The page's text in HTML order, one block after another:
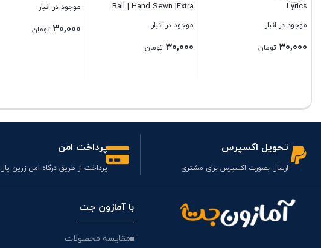
Lyrics
موجود در انبار
۳۰,۰۰۰ تومان
Ball | Hand Sewn |Extra
Cm White/Yellow
موجود در انبار
۳۰,۰۰۰ تومان
موجود در انبار
۳۰,۰۰۰ تومان
تحویل اکسپرس
ارسال بصورت اکسپرس برای مشتری
پرداخت امن
پرداخت از طریق درگاه امن زرین پال
با آمازون جت
مقایسه محصولات